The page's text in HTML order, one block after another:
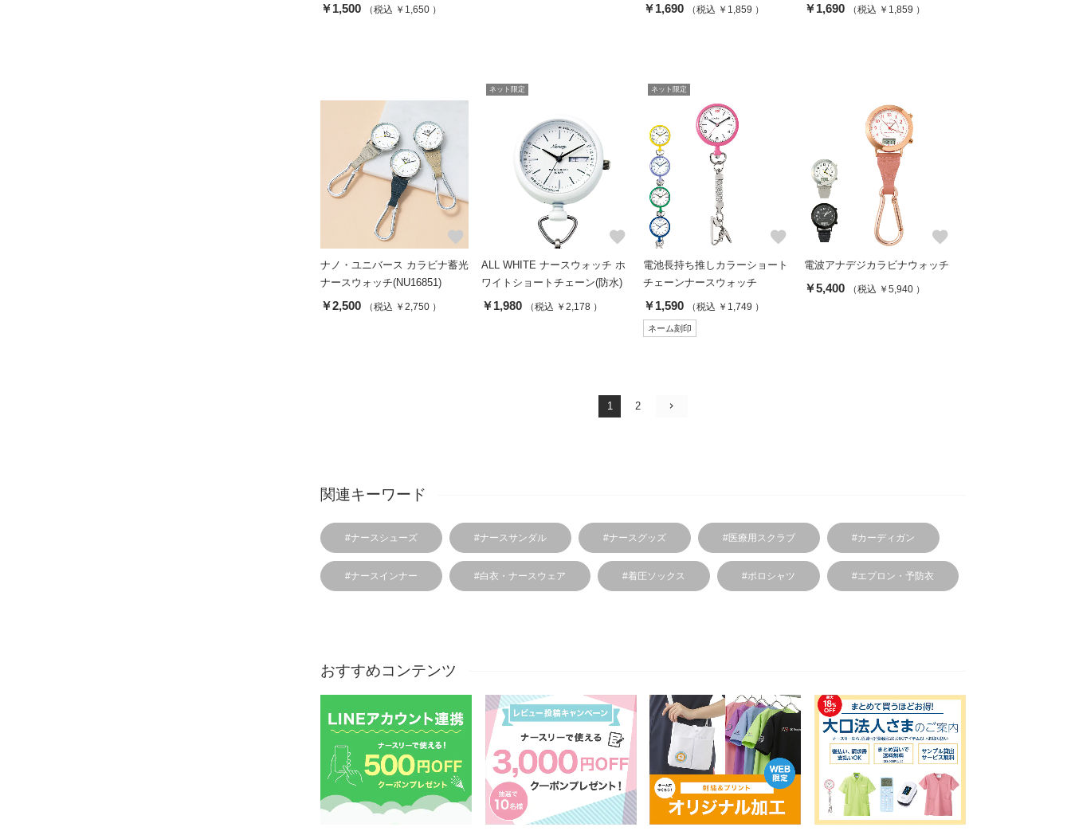
￥1,500 （税込 ￥1,650 ） ￥1,690 （税込 ￥1,859 ） ￥1,690 （税込 ￥1,859 ）
favorite
ナノ・ユニバース カラビナ蓄光
ナースウォッチ(NU16851)
￥2,500 （税込 ￥2,750 ）
ネット限定
favorite
ALL WHITE ナースウォッチ ホ
ワイトショートチェーン(防水)
￥1,980 （税込 ￥2,178 ）
ネット限定
favorite
電池長持ち推しカラーショート
チェーンナースウォッチ
￥1,590 （税込 ￥1,749 ）
ネーム刻印
favorite
電波アナデジカラビナウォッチ
￥5,400 （税込 ￥5,940 ）
1 2
関連キーワード
#ナースシューズ #ナースサンダル #ナースグッズ #医療用スクラブ #カーディガン
#ナースインナー #白衣・ナースウェア #着圧ソックス #ポロシャツ #エプロン・予防衣
おすすめコンテンツ